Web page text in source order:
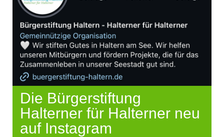
Die Bürgerstiftung
Halterner für Halterner neu
auf Instagram